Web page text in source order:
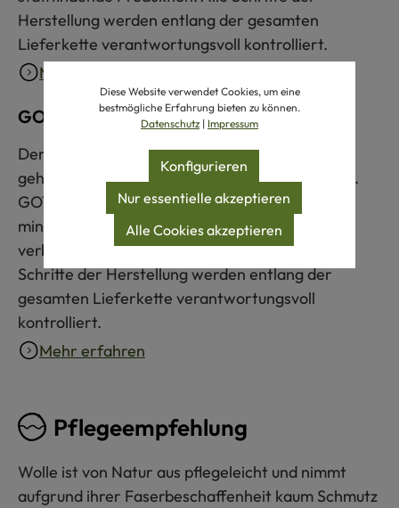
Herstellung werden entlang der gesamten
Lieferkette verantwortungsvoll kontrolliert.
Mehr erfahren
GOTS zertifiziert
Der Global Organic Textile Standard (GOTS)
gehört zu den weltweit strengsten Textilsiegeln.
GOTS-zertifizierte Produkte bestehen zu
mindestens 70 % aus Naturfasern und erfüllen
verbindliche Umwelt- und Sozialkriterien. Alle
Schritte der Herstellung werden entlang der
gesamten Lieferkette verantwortungsvoll
kontrolliert.
Mehr erfahren
Pflegeempfehlung
Wolle ist von Natur aus pflegeleicht und nimmt
aufgrund ihrer Faserbeschaffenheit kaum Schmutz
Diese Website verwendet Cookies, um eine
bestmögliche Erfahrung bieten zu können.
Datenschutz | Impressum
Nur essentielle akzeptieren
Konfigurieren
Alle Cookies akzeptieren